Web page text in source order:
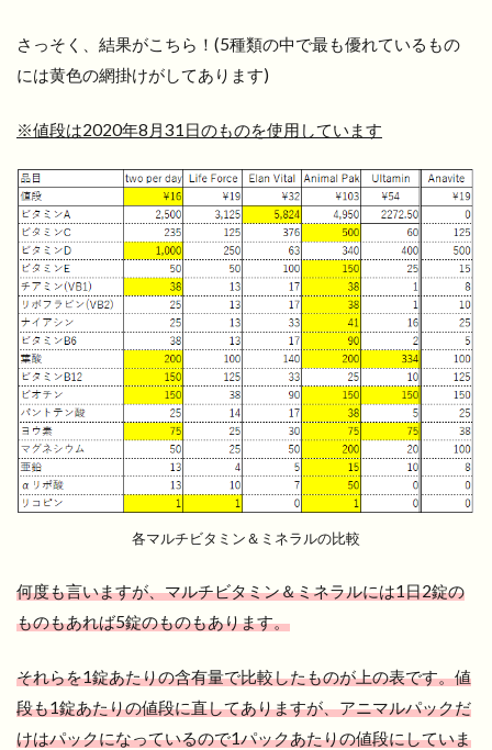
さっそく、結果がこちら！(5種類の中で最も優れているもの
には黄色の網掛けがしてあります)
※値段は2020年8月31日のものを使用しています
各マルチビタミン＆ミネラルの比較
何度も言いますが、マルチビタミン＆ミネラルには1日2錠の
ものもあれば5錠のものもあります。
それらを1錠あたりの含有量で比較したものが上の表です。値
段も1錠あたりの値段に直してありますが、アニマルパックだ
けはパックになっているので1パックあたりの値段にしていま